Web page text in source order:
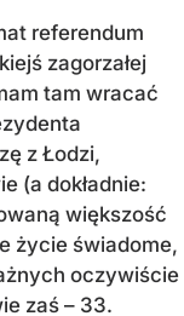
referendum
zagorzałej
tam wracać
z Łodzi,
(a dokładnie:
większość
życie świadome,
oczywiście
zaś – 33.